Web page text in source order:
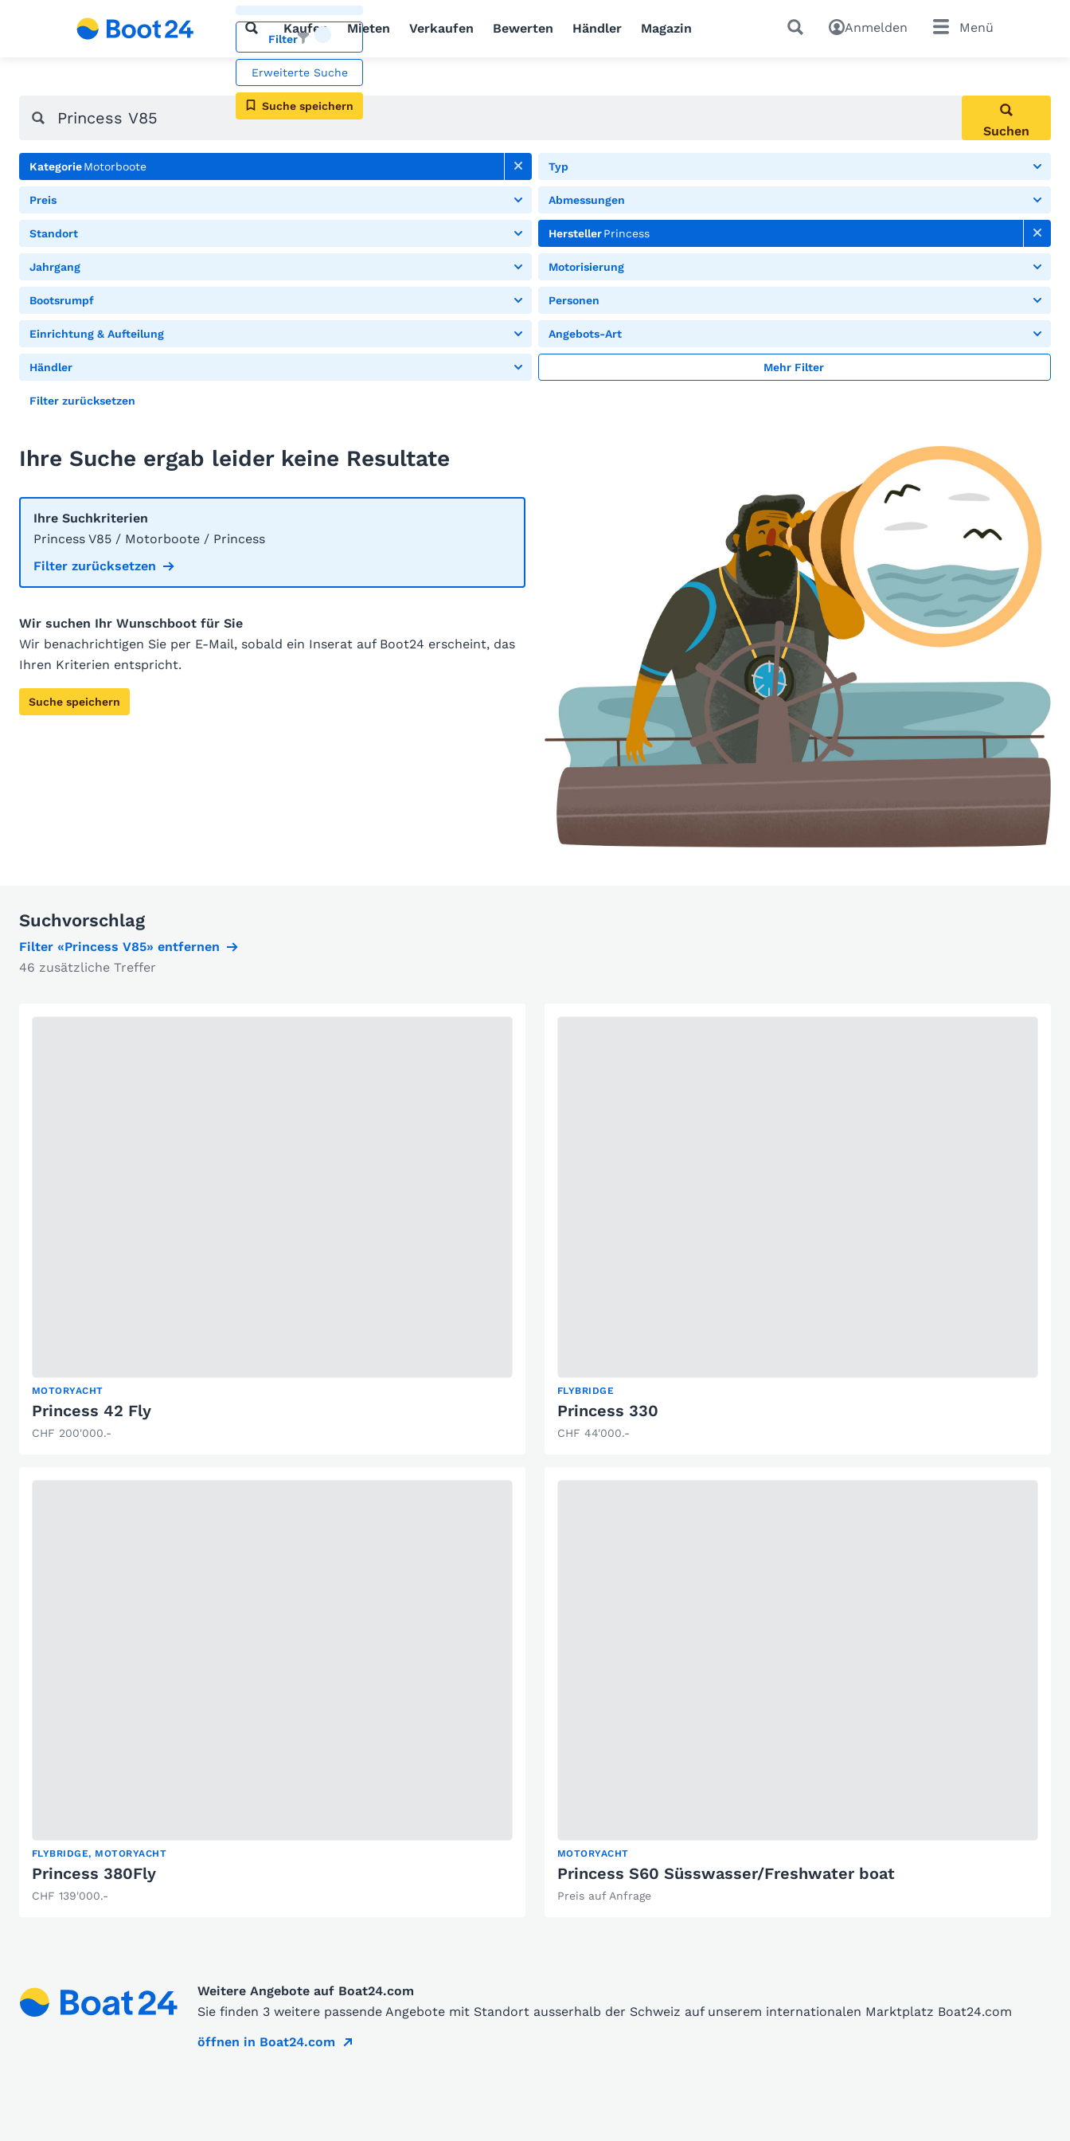
Kaufen Mieten Verkaufen Bewerten Händler Magazin Anmelden Menü
Filter
Erweiterte Suche
Suche speichern
Suchen
KategorieMotorboote Typ
Preis Abmessungen
Standort HerstellerPrincess
Jahrgang Motorisierung
Bootsrumpf Personen
Einrichtung & Aufteilung Angebots-Art
Händler Mehr Filter
Filter zurücksetzen
Ihre Suche ergab leider keine Resultate
Ihre Suchkriterien
Princess V85 / Motorboote / Princess
Filter zurücksetzen
Wir suchen Ihr Wunschboot für Sie
Wir benachrichtigen Sie per E-Mail, sobald ein Inserat auf Boot24 erscheint, das
Ihren Kriterien entspricht.
Suche speichern
Suchvorschlag
Filter «Princess V85» entfernen
46 zusätzliche Treffer
MOTORYACHT
Princess 42 Fly
CHF 200'000.-
FLYBRIDGE
Princess 330
CHF 44'000.-
FLYBRIDGE, MOTORYACHT
Princess 380Fly
CHF 139'000.-
MOTORYACHT
Princess S60 Süsswasser/Freshwater boat
Preis auf Anfrage
Weitere Angebote auf Boat24.com
Sie finden 3 weitere passende Angebote mit Standort ausserhalb der Schweiz auf unserem internationalen Marktplatz Boat24.com
öffnen in Boat24.com